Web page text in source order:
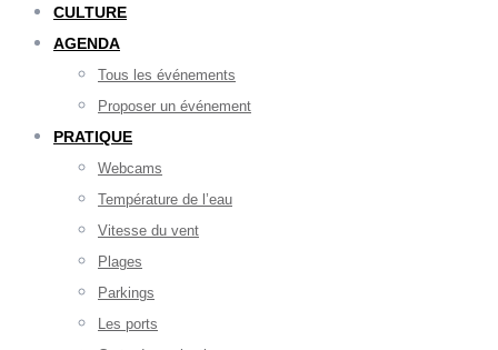
CULTURE
AGENDA
Tous les événements
Proposer un événement
PRATIQUE
Webcams
Température de l’eau
Vitesse du vent
Plages
Parkings
Les ports